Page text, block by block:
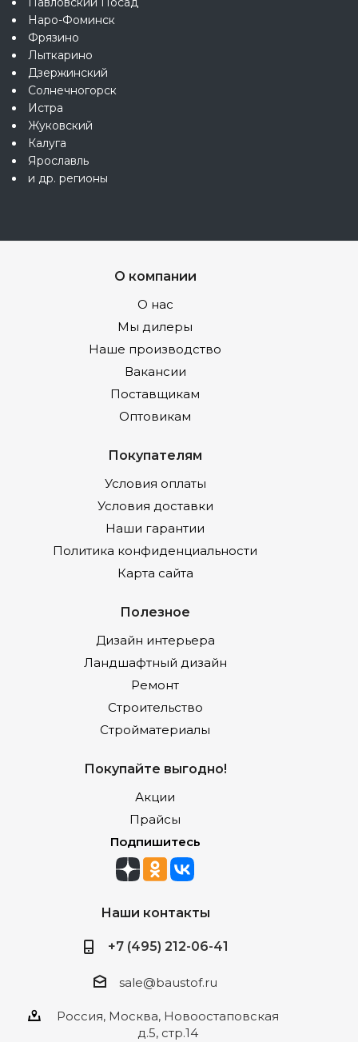
Наро-Фоминск
Фрязино
Лыткарино
Дзержинский
Солнечногорск
Истра
Жуковский
Калуга
Ярославль
и др. регионы
О компании
О нас
Мы дилеры
Наше производство
Вакансии
Поставщикам
Оптовикам
Покупателям
Условия оплаты
Условия доставки
Наши гарантии
Политика конфиденциальности
Карта сайта
Полезное
Дизайн интерьера
Ландшафтный дизайн
Ремонт
Строительство
Стройматериалы
Покупайте выгодно!
Акции
Прайсы
Подпишитесь
Наши контакты
+7 (495) 212-06-41
sale@baustof.ru
Россия, Москва, Новоостаповская
д.5, стр.14